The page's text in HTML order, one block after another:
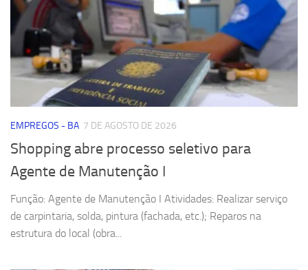
EMPREGOS - BA 7 DE AGOSTO DE 2026
Shopping abre processo seletivo para
Agente de Manutenção I
Função: Agente de Manutenção I Atividades: Realizar serviço
de carpintaria, solda, pintura (fachada, etc.); Reparos na
estrutura do local (obra...